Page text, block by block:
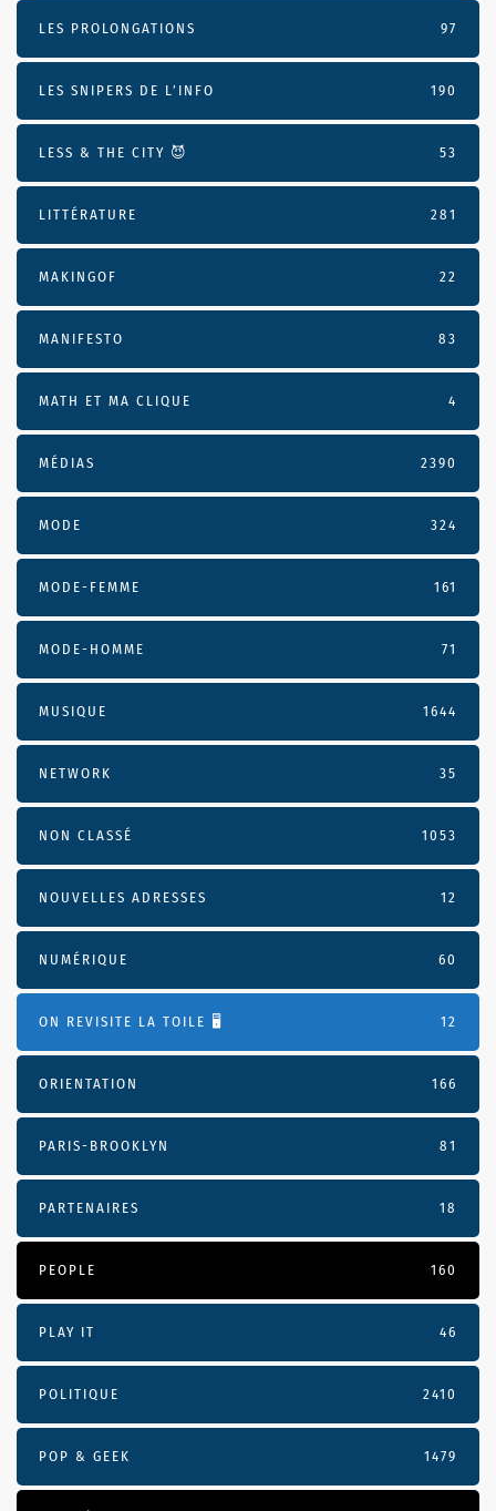
LES PROLONGATIONS 97
LES SNIPERS DE L’INFO 190
LESS & THE CITY 😈 53
LITTÉRATURE 281
MAKINGOF 22
MANIFESTO 83
MATH ET MA CLIQUE 4
MÉDIAS 2390
MODE 324
MODE-FEMME 161
MODE-HOMME 71
MUSIQUE 1644
NETWORK 35
NON CLASSÉ 1053
NOUVELLES ADRESSES 12
NUMÉRIQUE 60
ON REVISITE LA TOILE 🖥️ 12
ORIENTATION 166
PARIS-BROOKLYN 81
PARTENAIRES 18
PEOPLE 160
PLAY IT 46
POLITIQUE 2410
POP & GEEK 1479